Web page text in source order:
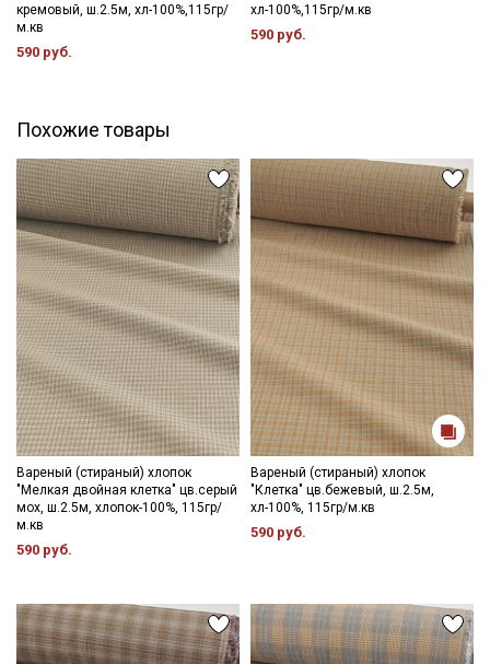
кремовый, ш.2.5м, хл-100%,115гр/
м.кв
590 руб.
хл-100%,115гр/м.кв
590 руб.
Похожие товары
Вареный (стираный) хлопок
"Мелкая двойная клетка" цв.серый
мох, ш.2.5м, хлопок-100%, 115гр/
м.кв
590 руб.
Вареный (стираный) хлопок
"Клетка" цв.бежевый, ш.2.5м,
хл-100%, 115гр/м.кв
590 руб.
Секретная рассылка от Купава
Мы публикуем здесь дополнительные
промокоды и скидки до 30% на узкие
категории тканей
Электронная почта
Подписаться
Ознакомлен(а) с Политикой обработки персональных
Согласие на обработку персональных
данных
информационных рассылок